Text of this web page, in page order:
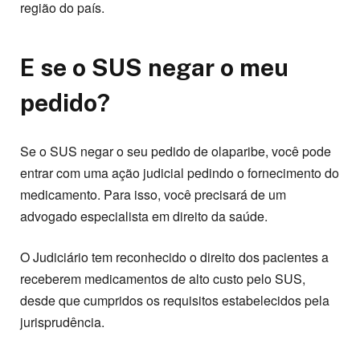
região do país.
E se o SUS negar o meu
pedido?
Se o SUS negar o seu pedido de olaparibe, você pode
entrar com uma ação judicial pedindo o fornecimento do
medicamento. Para isso, você precisará de um
advogado especialista em direito da saúde.
O Judiciário tem reconhecido o direito dos pacientes a
receberem medicamentos de alto custo pelo SUS,
desde que cumpridos os requisitos estabelecidos pela
jurisprudência.